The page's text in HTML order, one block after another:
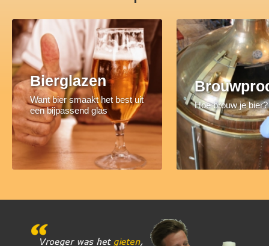
Bierglazen
Want bier smaakt het best uit
een bijpassend glas
Hoe brouw je bier?